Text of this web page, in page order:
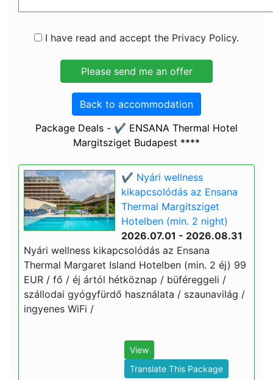
I have read and accept the Privacy Policy.
Back to accommodation
Package Deals - ✔️ ENSANA Thermal Hotel
Margitsziget Budapest ****
✔️ Nyári wellness
kikapcsolódás az Ensana
Thermal Margitsziget
Hotelben (min. 2 night)
2026.07.01 - 2026.08.31
Nyári wellness kikapcsolódás az Ensana
Thermal Margaret Island Hotelben (min. 2 éj) 99
EUR / fő / éj ártól hétköznap / büféreggeli /
szállodai gyógyfürdő használata / szaunavilág /
ingyenes WiFi /
View
Translate This Package